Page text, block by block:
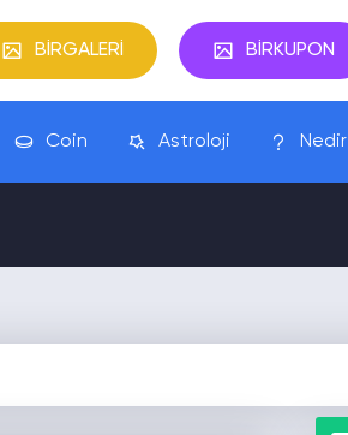
BİRGALERİ BİRKUPON
Coin Astroloji Nedir